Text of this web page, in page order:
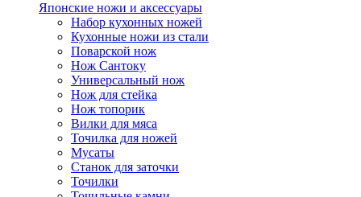
Японские ножи и аксессуары
Набор кухонных ножей
Кухонные ножи из стали
Поварской нож
Нож Сантоку
Универсальный нож
Нож для стейка
Нож топорик
Вилки для мяса
Точилка для ножей
Мусаты
Станок для заточки
Точилки